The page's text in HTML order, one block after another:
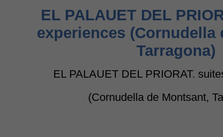
EL PALAUET DEL
experiences (Cornudella
Tarragona)
EL PALAUET DEL PRIORAT.
(Cornudella de Montsant,